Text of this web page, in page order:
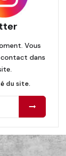
Vous
dans
du site.